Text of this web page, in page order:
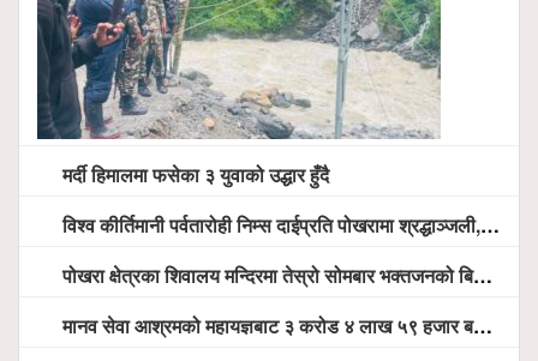
मर्दी हिमालमा फसेका ३ युवाको उद्धार हुँदै
विश्व कीर्तिमानी पर्वतारोही निम्स दाईप्रति पोखरामा श्रद्धाञ्जली, दीप प्रज्वलन गर्दै योगदानको प्रशंसा (भिडियो सहित)
पोखरा क्षेत्रका शिवालय मन्दिरमा तेस्रो सोमबार भक्तजनको बिहानैदेखि घुइँचो
मानव सेवा आश्रमको महायज्ञबाट ३ करोड ४ लाख ५९ हजार बचत, १ करोड ४४ लाख उठ्न बाँकी, विना संचार माध्यम तर प्रचार प्रसारमै भयो १९ लाख खर्च !